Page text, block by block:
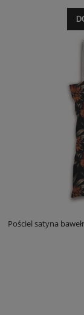
Pościel satyna